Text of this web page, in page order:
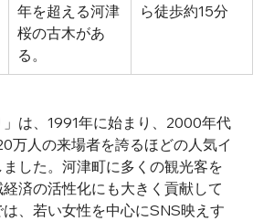
年を超える河津
桜の古木があ
る。
ら徒歩約15分
」は、1991年に始まり、2000年代
万人の来場者を誇るほどの人気イ
した。河津町に多くの観光客を
済の活性化にも大きく貢献して
、若い女性を中心にSNS映えす